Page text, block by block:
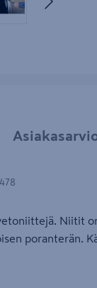
4
Tuotekuva 5
Niitit
poranterän.